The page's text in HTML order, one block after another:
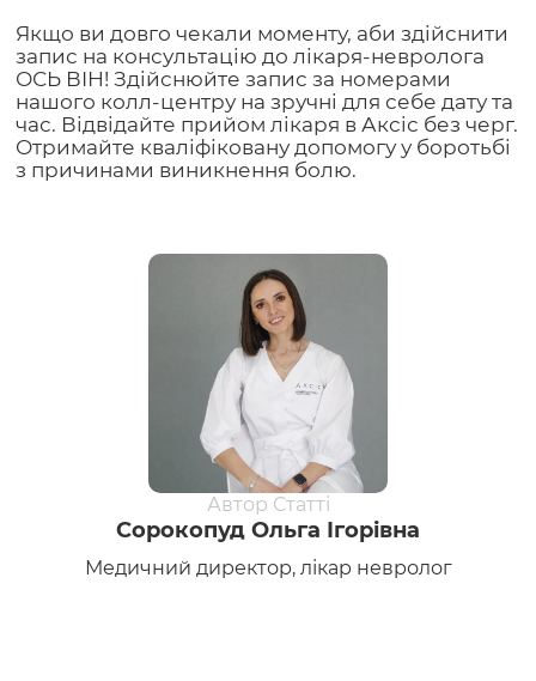
Якщо ви довго чекали моменту, аби здійснити
запис на консультацію до лікаря-невролога
ОСЬ ВІН! Здійснюйте запис за номерами
нашого колл-центру на зручні для себе дату та
час. Відвідайте прийом лікаря в Аксіс без черг.
Отримайте кваліфіковану допомогу у боротьбі
з причинами виникнення болю.
Сорокопуд Ольга Ігорівна
Медичний директор, лікар невролог